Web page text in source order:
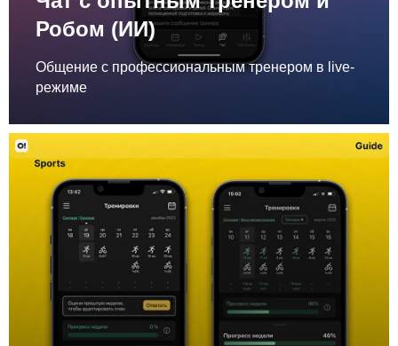
Робом (ИИ)
Общение с профессиональным тренером в live-
режиме